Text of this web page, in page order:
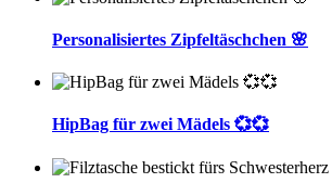
Personalisiertes Zipfeltäschchen 🌸
HipBag für zwei Mädels 💞💞